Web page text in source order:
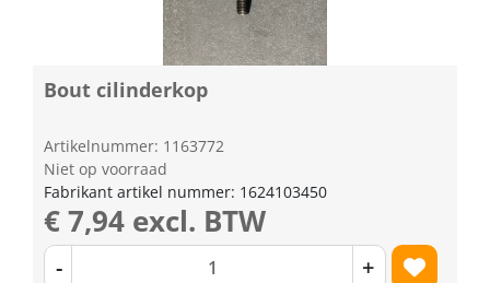
Bout cilinderkop
Artikelnummer: 1163772
Niet op voorraad
Fabrikant artikel nummer: 1624103450
€ 7,94 excl. BTW
- +